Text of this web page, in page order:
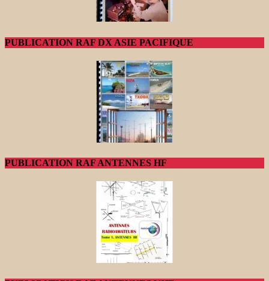
PUBLICATION RAF DX ASIE PACIFIQUE
PUBLICATION RAF ANTENNES HF